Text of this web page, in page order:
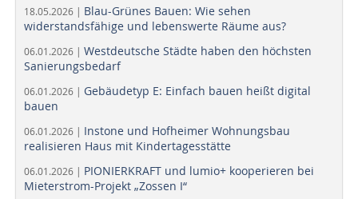
18.05.2026 | Blau-Grünes Bauen: Wie sehen
widerstandsfähige und lebenswerte Räume aus?
06.01.2026 | Westdeutsche Städte haben den höchsten
Sanierungsbedarf
06.01.2026 | Gebäudetyp E: Einfach bauen heißt digital
bauen
06.01.2026 | Instone und Hofheimer Wohnungsbau
realisieren Haus mit Kindertagesstätte
06.01.2026 | PIONIERKRAFT und lumio+ kooperieren bei
Mieterstrom-Projekt „Zossen I“